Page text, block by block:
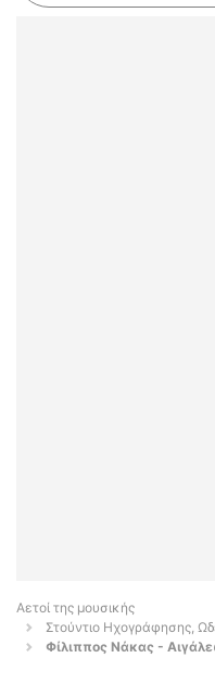
Αετοί της μουσικής
Στούντιο Ηχογράφησης,
Φίλιππος Νάκας -